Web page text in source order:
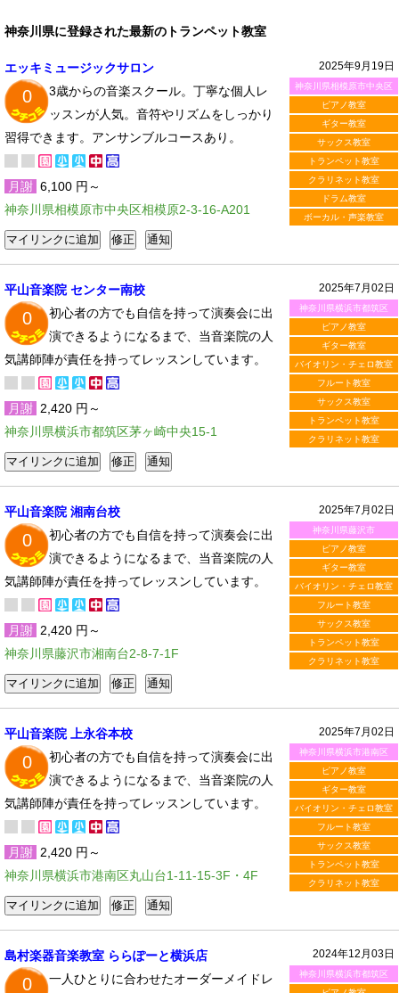
神奈川県に登録された最新のトランペット教室
2025年9月19日
神奈川県相模原市中央区
ピアノ教室
ギター教室
サックス教室
トランペット教室
クラリネット教室
ドラム教室
ボーカル・声楽教室
エッキミュージックサロン
0
3歳からの音楽スクール。丁寧な個人レ
ッスンが人気。音符やリズムをしっかり
習得できます。アンサンブルコースあり。
月謝 6,100 円～
神奈川県相模原市中央区相模原2-3-16-A201
2025年7月02日
神奈川県横浜市都筑区
ピアノ教室
ギター教室
バイオリン・チェロ教室
フルート教室
サックス教室
トランペット教室
クラリネット教室
平山音楽院 センター南校
0
初心者の方でも自信を持って演奏会に出
演できるようになるまで、当音楽院の人
気講師陣が責任を持ってレッスンしています。
月謝 2,420 円～
神奈川県横浜市都筑区茅ヶ崎中央15-1
2025年7月02日
神奈川県藤沢市
ピアノ教室
ギター教室
バイオリン・チェロ教室
フルート教室
サックス教室
トランペット教室
クラリネット教室
平山音楽院 湘南台校
0
初心者の方でも自信を持って演奏会に出
演できるようになるまで、当音楽院の人
気講師陣が責任を持ってレッスンしています。
月謝 2,420 円～
神奈川県藤沢市湘南台2-8-7-1F
2025年7月02日
神奈川県横浜市港南区
ピアノ教室
ギター教室
バイオリン・チェロ教室
フルート教室
サックス教室
トランペット教室
クラリネット教室
平山音楽院 上永谷本校
0
初心者の方でも自信を持って演奏会に出
演できるようになるまで、当音楽院の人
気講師陣が責任を持ってレッスンしています。
月謝 2,420 円～
神奈川県横浜市港南区丸山台1-11-15-3F・4F
2024年12月03日
神奈川県横浜市都筑区
島村楽器音楽教室 ららぽーと横浜店
0 一人ひとりに合わせたオーダーメイドレ